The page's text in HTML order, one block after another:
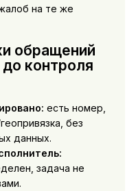
на те же
обращений
контроля
есть номер,
без
данных.
задача не